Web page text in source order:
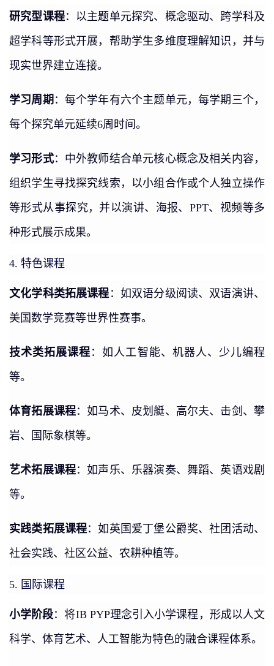
研究型课程：以主题单元探究、概念驱动、跨学科及
超学科等形式开展，帮助学生多维度理解知识，并与
现实世界建立连接。
学习周期 ：每个学年有六个主题单元，每学期三个，
每个探究单元延续6周时间。
学习形式：中外教师结合单元核心概念及相关内容，
组织学生寻找探究线索，以小组合作或个人独立操作
等形式从事探究，并以演讲、海报、PPT、视频等多
种形式展示成果。
4. 特色课程
文化学科类拓展课程 ：如双语分级阅读、双语演讲、
美国数学竞赛等世界性赛事。
技术类拓展课程 ：如人工智能、机器人、少儿编程
等。
体育拓展课程：如马术、皮划艇、高尔夫、击剑、攀
岩、国际象棋等。
艺术拓展课程：如声乐、乐器演奏、舞蹈、英语戏剧
等。
实践类拓展课程：如英国爱丁堡公爵奖、社团活动、
社会实践、社区公益、农耕种植等。
5. 国际课程
小学阶段：将IB PYP理念引入小学课程，形成以人文
科学、体育艺术、人工智能为特色的融合课程体系。